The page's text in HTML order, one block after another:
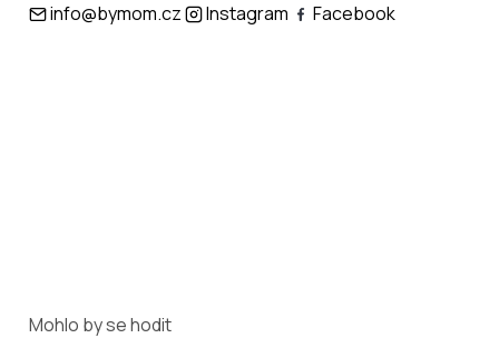
info@bymom.cz Instagram Facebook
Mohlo by se hodit